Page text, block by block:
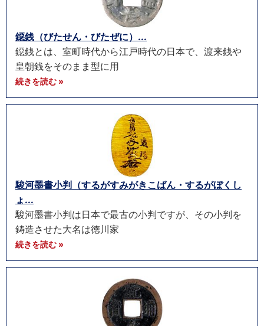
鐚銭（びたせん・びたぜに）...
鐚銭とは、室町時代から江戸時代の日本で、渡来銭や
皇朝銭をそのまま型に用
続きを読む »
駿河墨書小判（するがすみがきこばん・するがぼくし
ょ...
駿河墨書小判は日本で最古の小判ですが、その小判を
鋳造させた大名は徳川家
続きを読む »